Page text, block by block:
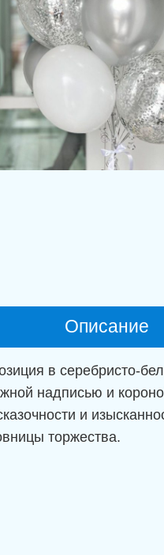
Описание
в серебристо-
надписью и
и
торжества.